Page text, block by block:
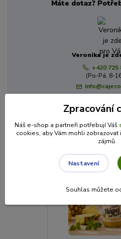
Máte dotaz?
Veronika je
+420 725
(Po-Pá, 8-
Související
Zpracování
Náš e-shop a partneři potřebují Váš
cookies, aby Vám mohli zobrazovat
zájmů.
Nastavení
Souhlas můžete